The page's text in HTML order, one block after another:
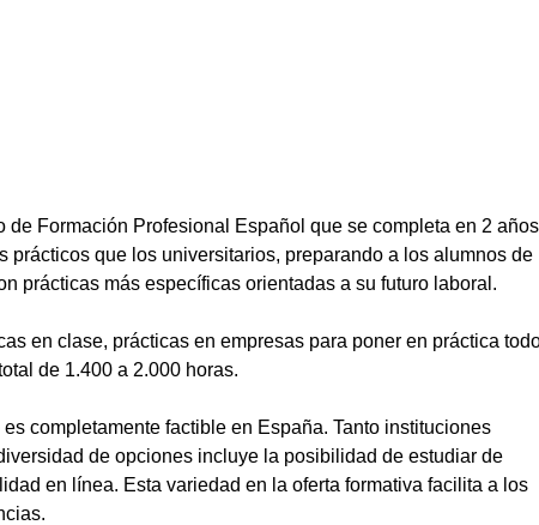
Formación Profesional Español que se completa en 2 años
que los universitarios, preparando a los alumnos de
prácticas más específicas orientadas a su futuro laboral.
en clase, prácticas en empresas para poner en práctica
de 1.400 a 2.000 horas.
completamente factible en España. Tanto instituciones
de opciones incluye la posibilidad de estudiar de
en línea. Esta variedad en la oferta formativa facilita a los